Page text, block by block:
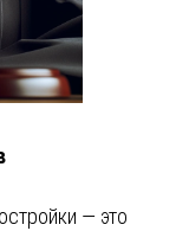
— это